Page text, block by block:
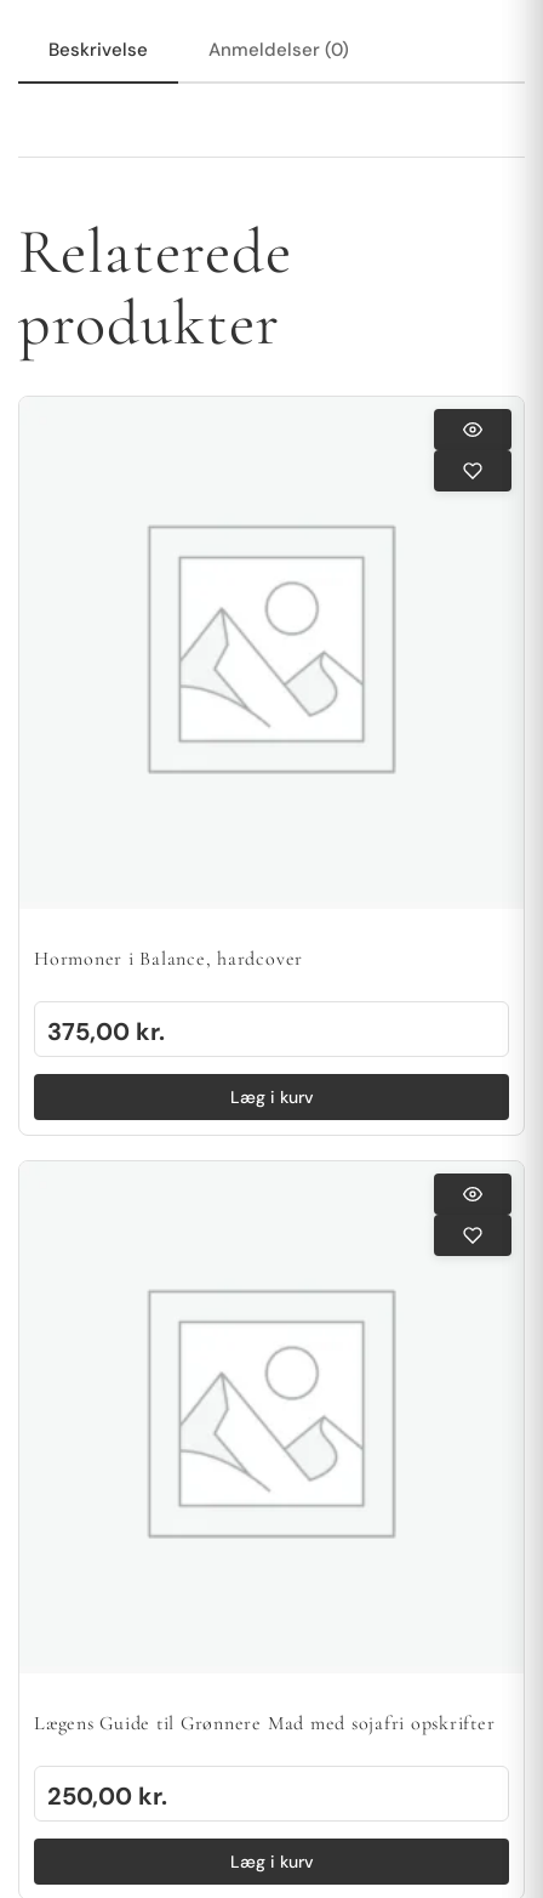
Beskrivelse Anmeldelser (0)
Relaterede
produkter
Hormoner i Balance, hardcover
375,00 kr.
Læg i kurv
Lægens Guide til Grønnere Mad med sojafri opskrifter
250,00 kr.
Læg i kurv